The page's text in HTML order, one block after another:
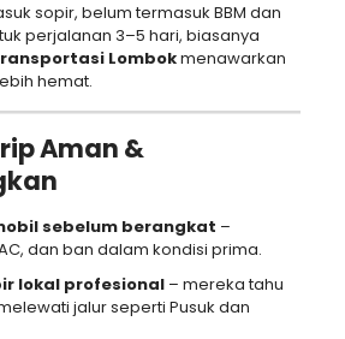
sopir, belum termasuk BBM dan
perjalanan 3–5 hari, biasanya
Lombokmenawarkan
hemat.
Aman &
sebelum berangkat –
dan ban dalam kondisi prima.
lokal profesional– mereka tahu
jalur seperti Pusuk dan